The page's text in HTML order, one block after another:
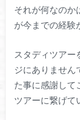
それが何なのか
が今までの経験
スタディツアー
ジにありません
た事に感謝して
ツアーに繋げて